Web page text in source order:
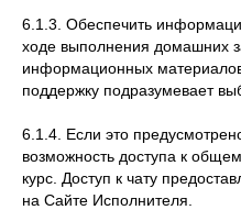
6.1.3. Обеспечить
ходе выполнения домашних
информационных
поддержку подразумевает
6.1.4. Если это
возможность доступа к
курс. Доступ к чату
на Сайте Исполнителя.